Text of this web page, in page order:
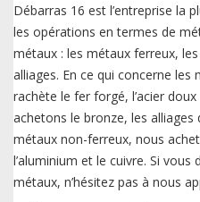
Débarras 16 est l’entreprise la
les opérations en termes de
métaux : les métaux ferreux,
alliages. En ce qui concerne
rachète le fer forgé, l’acier
achetons le bronze, les alliages
métaux non-ferreux, nous
l’aluminium et le cuivre. Si
métaux, n’hésitez pas à nous